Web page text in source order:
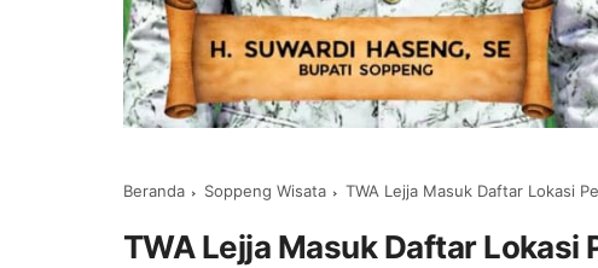
Beranda Soppeng Wisata TWA Lejja Masuk Daftar Lokasi
TWA Lejja Masuk Daftar Lokasi